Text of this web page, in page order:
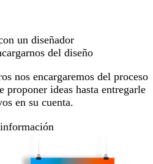
un diseñador
del diseño
nos encargaremos del proceso
proponer ideas hasta entregarle
en su cuenta.